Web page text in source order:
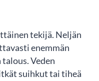
tekijä. Neljän
enemmän
Veden
suihkut tai tiheä